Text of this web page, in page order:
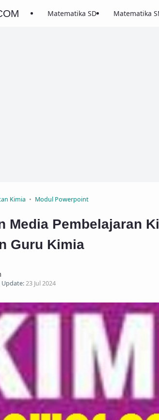
Matematika SD Matematika
Kimia Modul Powerpoint
Media Pembelajaran
Guru Kimia
Update:23 Jul 2024